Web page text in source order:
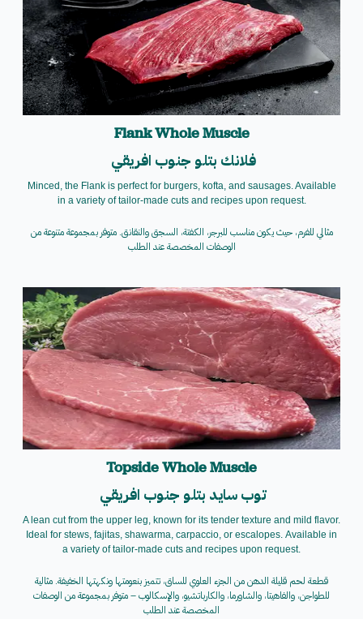
Flank Whole Muscle
فلانك بتلو جنوب افريقي
Minced, the Flank is perfect for burgers, kofta, and sausages. Available
in a variety of tailor-made cuts and recipes upon request.
مثالي للفرم، حيث يكون مناسب للبرجر، الكفتة، السجق والنقانق. متوفر بمجموعة متنوعة من
الوصفات المخصصة عند الطلب
Topside Whole Muscle
توب سايد بتلو جنوب افريقي
A lean cut from the upper leg, known for its tender texture and mild flavor.
Ideal for stews, fajitas, shawarma, carpaccio, or escalopes. Available in
a variety of tailor-made cuts and recipes upon request.
قطعة لحم قليلة الدهن من الجزء العلوي للساق، تتميز بنعومتها ونكهتها الخفيفة. مثالية
للطواجن، والفاهيتا، والشاورما، والكارباتشيو، والإسكالوب – متوفر بمجموعة من الوصفات
المخصصة عند الطلب